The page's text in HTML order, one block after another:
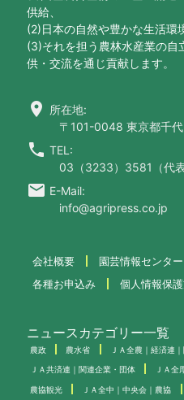
供給、
(2)日本の自然や豊かな生活環
(3)それを担う農林水産業の自
供・交流を通じ貢献します。
location_on 所在地:
〒101-0048 東京都千
call TEL:
03（3233）3581（代表
email E-Mail:
info@agripress.co.jp
会社概要 園芸情報センター
各種お申込み
個人情報保
ニュースカテゴリー一覧
農政 農水省 ＪＡ全農｜経済連
ＪＡ共済連｜関連企業・団体 ＪＡ全
農協観光 ＪＡ全中｜中央会｜農協